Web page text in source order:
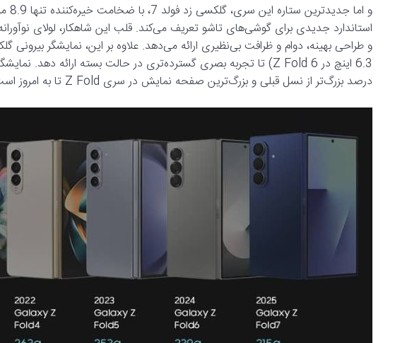
درصد بزرگ‌تر از نسل قبلی و بزرگ‌ترین صفحه نمایش در سری Z Fold تا به امروز است.